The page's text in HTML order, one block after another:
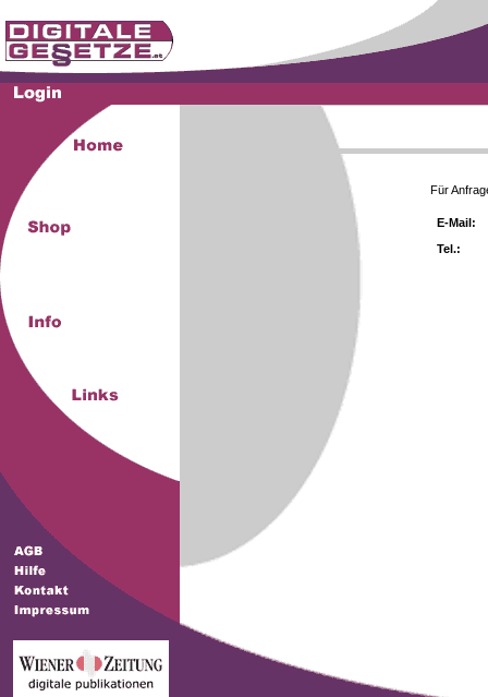
Für
E-Mail:
Tel.: